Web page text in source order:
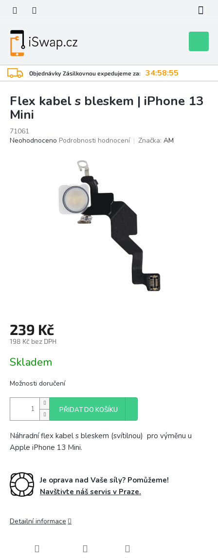
obsah
Objednávky Zásilkovnou expedujeme za: 34:58:55
košík
Flex kabel s bleskem | iPhone 13
Mini
71061
Průměrné
Neohodnoceno Podrobnosti hodnocení Značka: AM
239 Kč
198 Kč bez DPH
cena:
Skladem
Možnosti doručení
PŘIDAT DO KOŠÍKU
Náhradní flex kabel s bleskem (svítilnou) pro výměnu u
Apple iPhone 13 Mini.
Je oprava nad Vaše síly? Pomůžeme!
Navštivte náš servis v Praze.
Detailní informace